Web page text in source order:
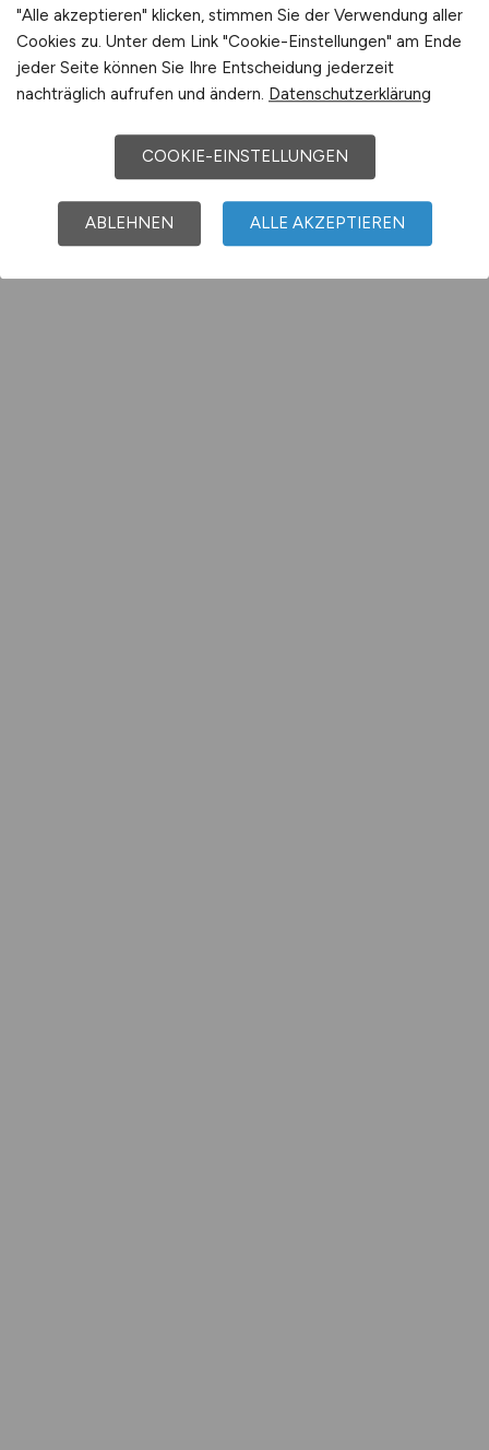
"Alle akzeptieren" klicken, stimmen Sie der Verwendung aller
Cookies zu. Unter dem Link "Cookie-Einstellungen" am Ende
jeder Seite können Sie Ihre Entscheidung jederzeit
nachträglich aufrufen und ändern. Datenschutzerklärung
COOKIE-EINSTELLUNGEN
ABLEHNEN ALLE AKZEPTIEREN